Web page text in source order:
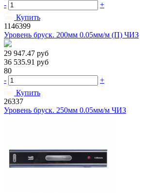
-
+
Купить
1146399
Уровень бруск. 200мм 0.05мм/м (П) ЧИЗ
29 947.47 руб
36 535.91 руб
80
-
+
Купить
26337
Уровень бруск. 250мм 0.05мм/м ЧИЗ